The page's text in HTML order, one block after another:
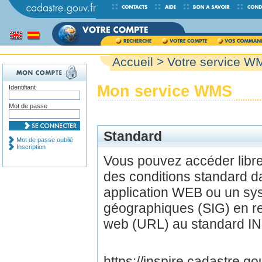
Accueil > Votre service
Mon service WMS
Standard
Vous pouvez accéder
des conditions standard
application WEB ou un
géographiques (SIG) en
web (URL) au standard
Identifiant
Mot de passe
Mot de passe oublié
Inscription